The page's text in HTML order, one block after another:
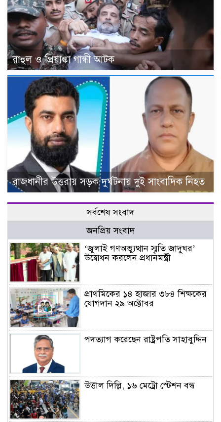
রাহুল ও প্রিয়াঙ্কা গান্ধী আটক
রাজধানীর উত্তরায় সড়ক দুর্ঘটনায় দুই সাংবাদিক নিহত
সর্বশেষ সংবাদ
জনপ্রিয় সংবাদ
‘জুলাই গণঅভ্যুত্থান স্মৃতি জাদুঘর’
উদ্বোধন করলেন প্রধানমন্ত্রী
প্রাথমিকের ১৪ হাজার ৩৮৪ শিক্ষকের
যোগদান ২৯ অক্টোবর
পদত্যাগ করেছেন রাষ্ট্রপতি সাহাবুদ্দিন
উত্তাল দিল্লি, ১৬ মেট্রো স্টেশন বন্ধ